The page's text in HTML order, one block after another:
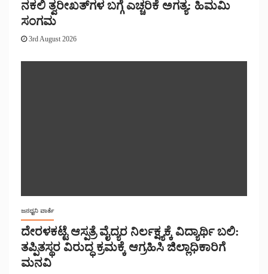
ನಕಲಿ ತ್ವರೀಖತ್‌ಗಳ ಬಗ್ಗೆ ಎಚ್ಚರಿಕೆ ಅಗತ್ಯ: ಹಿಮಮಿ
ಸಂಗಮ
3rd August 2026
ಜನಧ್ವನಿ ವಾರ್ತೆ
ದೇರಳಕಟ್ಟೆ ಆಸ್ಪತ್ರೆ ವೈದ್ಯರ ನಿರ್ಲಕ್ಷ್ಯಕ್ಕೆ ವಿದ್ಯಾರ್ಥಿ ಬಲಿ:
ತಪ್ಪಿತಸ್ಥರ ವಿರುದ್ಧ ಕ್ರಮಕ್ಕೆ ಆಗ್ರಹಿಸಿ ಜಿಲ್ಲಾಧಿಕಾರಿಗೆ
ಮನವಿ